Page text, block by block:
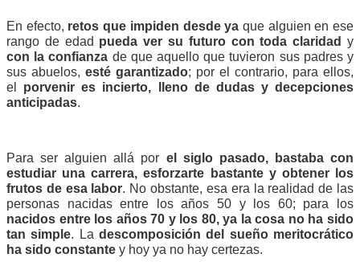
En efecto, retos que impiden desde ya que alguien en ese
rango de edad pueda ver su futuro con toda claridad
con la confianza de que aquello que tuvieron sus padres y
sus abuelos, esté garantizado; por el contrario, para ellos,
el porvenir es incierto, lleno de dudas y decepciones
anticipadas.
Para ser alguien allá por el siglo pasado, bastaba con
estudiar una carrera, esforzarte bastante y obtener los
frutos de esa labor. No obstante, esa era la realidad de las
nacidos entre los años 70 y los 80, ya la cosa no ha sido
tan simple. La descomposición del sueño meritocrático
ha sido constante y hoy ya no hay certezas.